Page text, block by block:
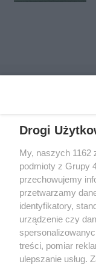
Kontakt
Drogi
My, naszych 1162
podmioty z Grupy
przechowujemy
przetwarzamy
identyfikatory,
urządzenie czy
treści, pomiar
ulepszanie usług.